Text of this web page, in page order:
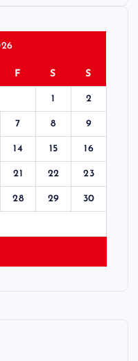
F S S
1 2
7 8 9
14 15 16
21 22 23
28 29 30